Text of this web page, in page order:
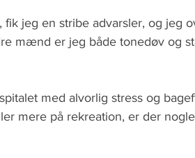
jeg en stribe advarsler, og jeg
mænd er jeg både tonedøv og
med alvorlig stress og
mere på rekreation, er der